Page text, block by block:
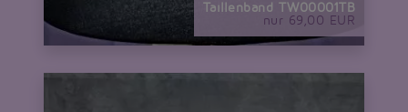
Taillenband TW00001TB
nur 69,00 EUR